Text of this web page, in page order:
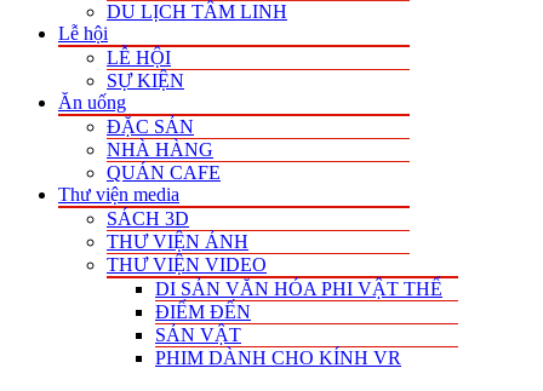
DU LỊCH TÂM LINH
Lễ hội
LỄ HỘI
SỰ KIỆN
Ăn uống
ĐẶC SẢN
NHÀ HÀNG
QUÁN CAFE
Thư viện media
SÁCH 3D
THƯ VIỆN ẢNH
THƯ VIỆN VIDEO
DI SẢN VĂN HÓA PHI VẬT THỂ
ĐIỂM ĐẾN
SẢN VẬT
PHIM DÀNH CHO KÍNH VR